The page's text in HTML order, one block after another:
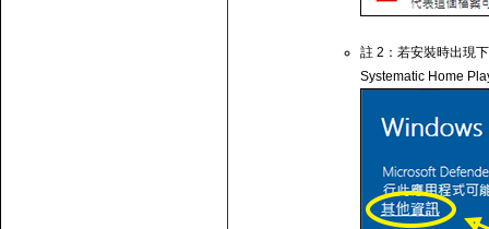
註 2：若安裝時出現
Systematic Home